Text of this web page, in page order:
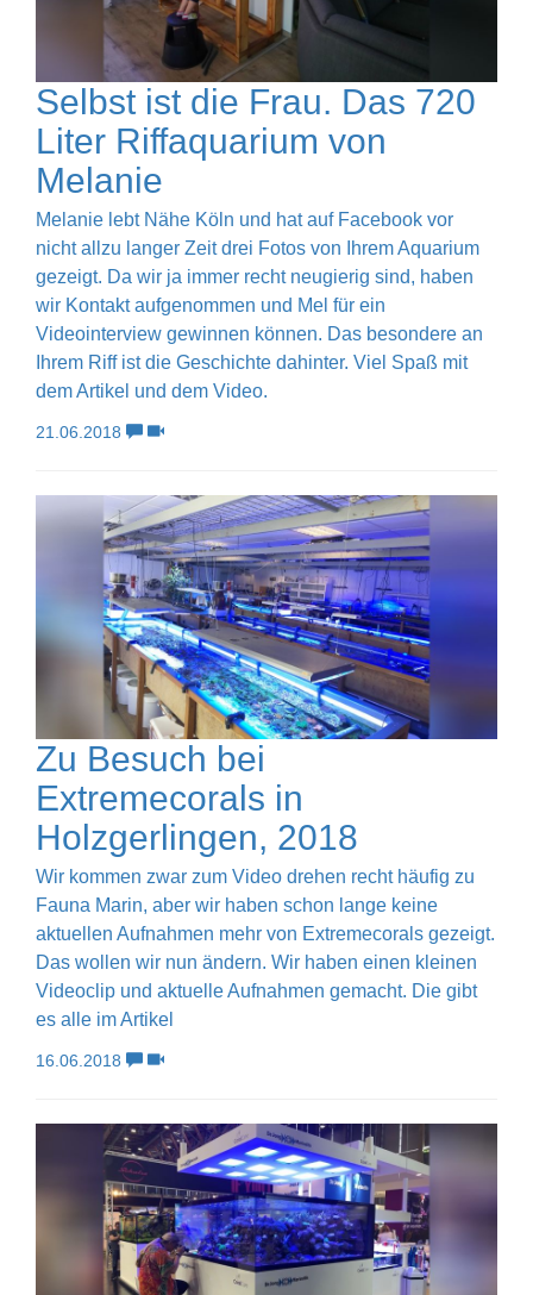
Selbst ist die Frau. Das 720
Liter Riffaquarium von
Melanie
Melanie lebt Nähe Köln und hat auf Facebook vor
nicht allzu langer Zeit drei Fotos von Ihrem Aquarium
gezeigt. Da wir ja immer recht neugierig sind, haben
wir Kontakt aufgenommen und Mel für ein
Videointerview gewinnen können. Das besondere an
Ihrem Riff ist die Geschichte dahinter. Viel Spaß mit
dem Artikel und dem Video.
21.06.2018
Zu Besuch bei
Extremecorals in
Holzgerlingen, 2018
Wir kommen zwar zum Video drehen recht häufig zu
Fauna Marin, aber wir haben schon lange keine
aktuellen Aufnahmen mehr von Extremecorals gezeigt.
Das wollen wir nun ändern. Wir haben einen kleinen
Videoclip und aktuelle Aufnahmen gemacht. Die gibt
es alle im Artikel
16.06.2018